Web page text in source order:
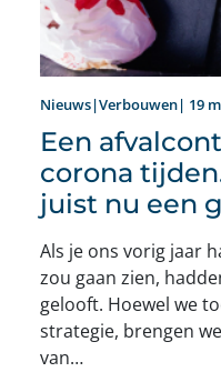
Nieuws|Verbouwen| 19
Een
corona
juist nu een
Als je ons vorig jaar
zou gaan zien,
gelooft. Hoewel we
strategie, brengen
van…